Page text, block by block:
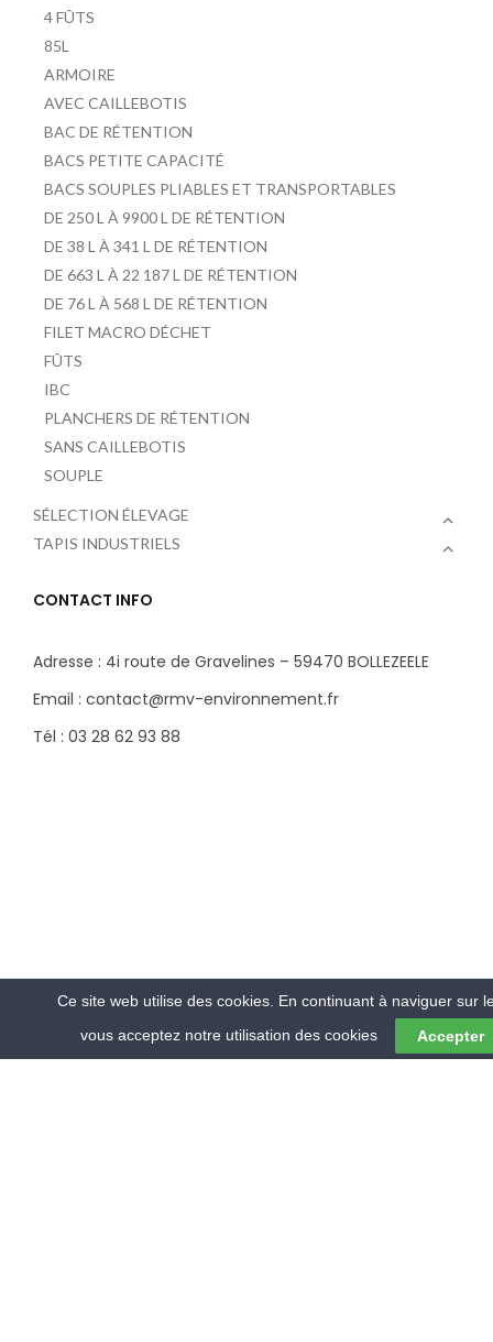
4 FÛTS
85L
ARMOIRE
AVEC CAILLEBOTIS
BAC DE RÉTENTION
BACS PETITE CAPACITÉ
BACS SOUPLES PLIABLES ET TRANSPORTABLES
DE 250 L À 9900 L DE RÉTENTION
DE 38 L À 341 L DE RÉTENTION
DE 663 L À 22 187 L DE RÉTENTION
DE 76 L À 568 L DE RÉTENTION
FILET MACRO DÉCHET
FÛTS
IBC
PLANCHERS DE RÉTENTION
SANS CAILLEBOTIS
SOUPLE
SÉLECTION ÉLEVAGE
TAPIS INDUSTRIELS
CONTACT INFO
Adresse : 4i route de Gravelines – 59470 BOLLEZEELE
Email : contact@rmv-environnement.fr
Tél : 03 28 62 93 88
Ce site web utilise des cookies. En continuant à naviguer sur
vous acceptez notre utilisation des cookies
Accepter